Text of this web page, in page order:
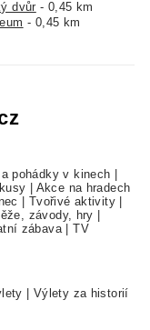
dvůr - 0,45 km
- 0,45 km
pohádky v kinech
Akce na hradech
Tvořivé aktivity
závody, hry
zábava |TV
Výlety za historií